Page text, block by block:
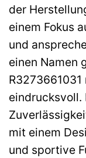
der
einem Fokus
und
einen Namen
eindrucksvoll.
mit einem
und sportive